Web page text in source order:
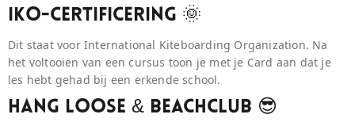
IKO-Certificering 🌞
Dit staat voor International Kiteboarding Organization. Na
het voltooien van een cursus toon je met je Card aan dat je
les hebt gehad bij een erkende school.
Hang Loose & BeaCHCLUB 😎